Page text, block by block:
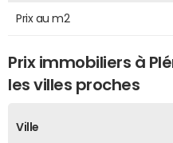
Prix au m2
Prix immobiliers à
les villes proches
Ville